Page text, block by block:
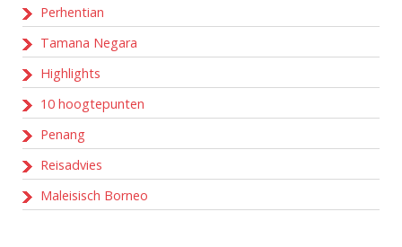
Perhentian
Tamana Negara
Highlights
10 hoogtepunten
Penang
Reisadvies
Maleisisch Borneo